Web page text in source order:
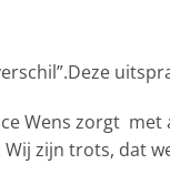
Wens zorgt
zijn trots, dat